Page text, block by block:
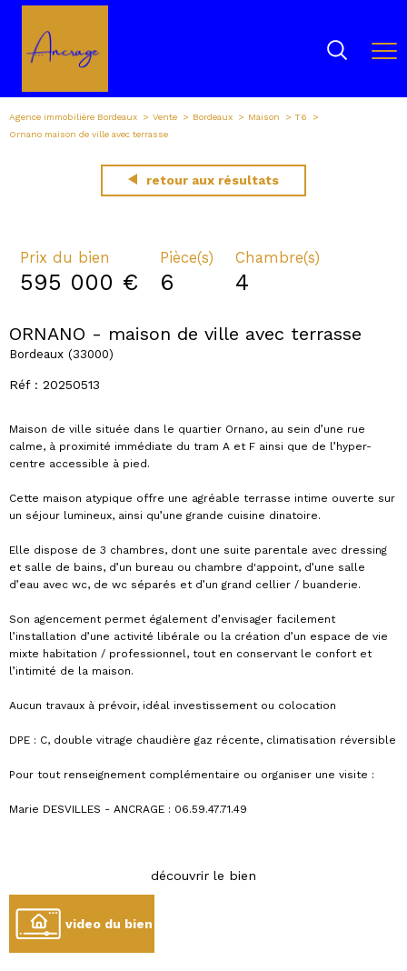
Agence immobilière Bordeaux Vente Bordeaux Maison
T6
Ornano maison de ville avec terrasse
retour aux résultats
ORNANO - maison de ville avec terrasse
Bordeaux (33000)
Réf : 20250513
Maison de ville située dans le quartier Ornano, au sein d’une rue
calme, à proximité immédiate du tram A et F ainsi que de l’hyper-
centre accessible à pied.
Cette maison atypique offre une agréable terrasse intime ouverte sur
un séjour lumineux, ainsi qu’une grande cuisine dinatoire.
Elle dispose de 3 chambres, dont une suite parentale avec dressing
et salle de bains, d’un bureau ou chambre d'appoint, d’une salle
d’eau avec wc, de wc séparés et d’un grand cellier / buanderie.
Son agencement permet également d’envisager facilement
l’installation d’une activité libérale ou la création d’un espace de vie
mixte habitation / professionnel, tout en conservant le confort et
l’intimité de la maison.
Aucun travaux à prévoir, idéal investissement ou colocation
DPE : C, double vitrage chaudière gaz récente, climatisation réversible
Pour tout renseignement complémentaire ou organiser une visite :
Marie DESVILLES - ANCRAGE : 06.59.47.71.49
découvrir le bien
video du bien
Prix du bien
595 000 €
Pièce(s)
6
Chambre(s)
4